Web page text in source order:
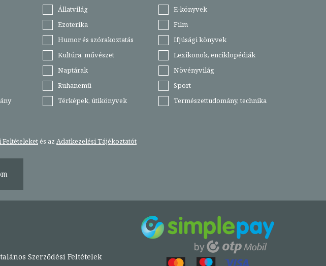
Állatvilág
E-könyvek
Ezoterika
Film
Humor és szórakoztatás
Ifjúsági könyvek
Kultúra, művészet
Lexikonok, enciklopédiák
Naptárak
Növényvilág
Ruhanemű
Sport
Térképek, útikönyvek
Természettudomány, technika
Feltételeketés az Adatkezelési Tájékoztatót
Szerződési Feltételek